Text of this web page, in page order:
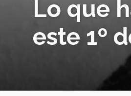
Lo que
este 1º